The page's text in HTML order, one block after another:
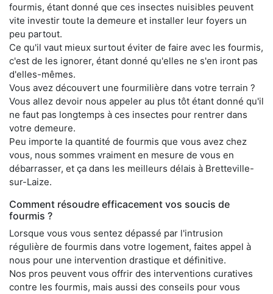
fourmis, étant donné que ces insectes nuisibles peuvent
vite investir toute la demeure et installer leur foyers un
peu partout.
Ce qu'il vaut mieux surtout éviter de faire avec les fourmis,
c'est de les ignorer, étant donné qu'elles ne s'en iront pas
d'elles-mêmes.
Vous avez découvert une fourmilière dans votre terrain ?
Vous allez devoir nous appeler au plus tôt étant donné qu'il
ne faut pas longtemps à ces insectes pour rentrer dans
votre demeure.
Peu importe la quantité de fourmis que vous avez chez
vous, nous sommes vraiment en mesure de vous en
débarrasser, et ça dans les meilleurs délais à Bretteville-
sur-Laize.
Comment résoudre efficacement vos soucis de
fourmis ?
Lorsque vous vous sentez dépassé par l'intrusion
régulière de fourmis dans votre logement, faites appel à
nous pour une intervention drastique et définitive.
Nos pros peuvent vous offrir des interventions curatives
contre les fourmis, mais aussi des conseils pour vous